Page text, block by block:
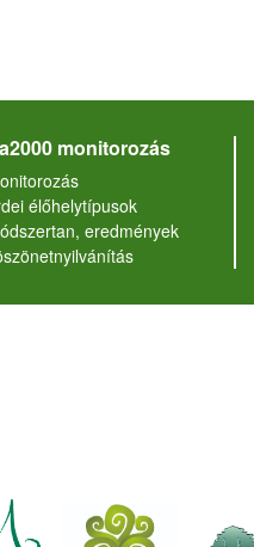
monitorozás
élőhelytípusok
eredmények